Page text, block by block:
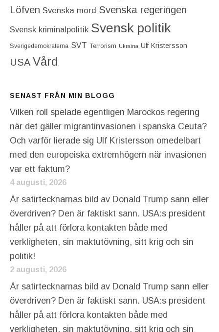
Löfven Svenska mord Svenska regeringen
Svensk kriminalpolitik Svensk politik
Sverigedemokraterna SVT Terrorism Ukraina Ulf Kristersson
USA Vård
SENAST FRÅN MIN BLOGG
Vilken roll spelade egentligen Marockos regering
när det gäller migrantinvasionen i spanska Ceuta?
Och varför lierade sig Ulf Kristersson omedelbart
med den europeiska extremhögern när invasionen
var ett faktum?
4 augusti, 2026
Är satirtecknarnas bild av Donald Trump sann eller
överdriven? Den är faktiskt sann. USA:s president
håller på att förlora kontakten både med
verkligheten, sin maktutövning, sitt krig och sin
politik!
2 augusti, 2026
Är satirtecknarnas bild av Donald Trump sann eller
överdriven? Den är faktiskt sann. USA:s president
håller på att förlora kontakten både med
verkligheten, sin maktutövning, sitt krig och sin